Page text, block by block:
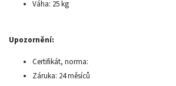
Váha: 25 kg
Upozornění:
Certifikát, norma:
Záruka: 24 měsíců